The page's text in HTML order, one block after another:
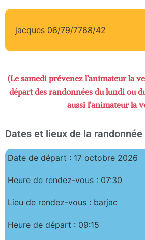
jacques 06/79/7768/42
(Le samedi prévenez l’animateur la
départ des randonnées du lundi ou
aussi l’animateur la
Dates et lieux de la randonnée
Date de départ : 17 octobre 2026
Heure de rendez-vous : 07:30
Lieu de rendez-vous : barjac
Heure de départ : 09:15